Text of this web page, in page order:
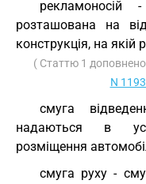
рекламоносій
розташована на
конструкція, на
( Статтю 1
N
смуга
надаються в
розміщення
смуга руху -